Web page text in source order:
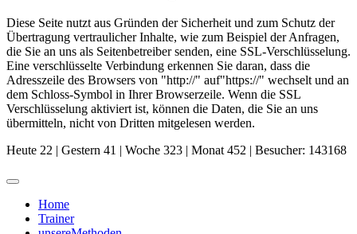
Diese Seite nutzt aus Gründen der Sicherheit und zum Schutz der
Übertragung vertraulicher Inhalte, wie zum Beispiel der Anfragen,
die Sie an uns als Seitenbetreiber senden, eine SSL-Verschlüsselung.
Eine verschlüsselte Verbindung erkennen Sie daran, dass die
Adresszeile des Browsers von "http://" auf"https://" wechselt und an
dem Schloss-Symbol in Ihrer Browserzeile. Wenn die SSL
Verschlüsselung aktiviert ist, können die Daten, die Sie an uns
übermitteln, nicht von Dritten mitgelesen werden.
Heute 22 | Gestern 41 | Woche 323 | Monat 452 | Besucher: 143168
Home
Trainer